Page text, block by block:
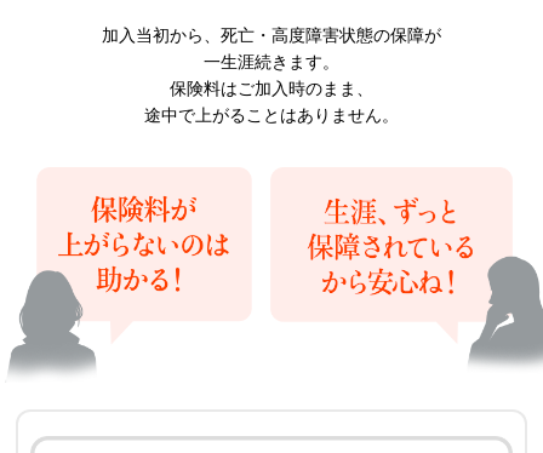
加入当初から、死亡・高度障害状態の保障が
一生涯続きます。
保険料はご加入時のまま、
途中で上がることはありません。